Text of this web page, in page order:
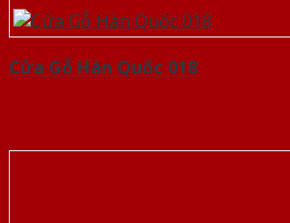
Cửa Gỗ Hàn Quốc 018